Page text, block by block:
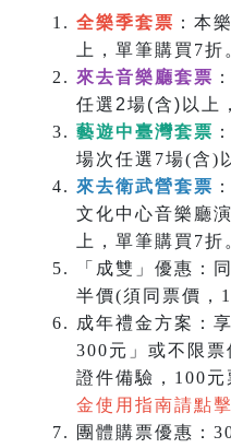
全樂季套票 ：本
上，單筆購買7折
來去音樂廳套票
任選2場(含)以上
藝遊中臺灣套票
場次任選7場(含)
來去衛武營套票
文化中心音樂廳
上，單筆購買7折
「成雙」優惠：
半價(須同票價，
成年禮金方案：
300元」或不限
證件備驗，100元
金使用指南請點
團體購票優惠：